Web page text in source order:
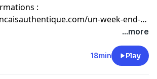
:
un-week-end-a-
...more
18min Play